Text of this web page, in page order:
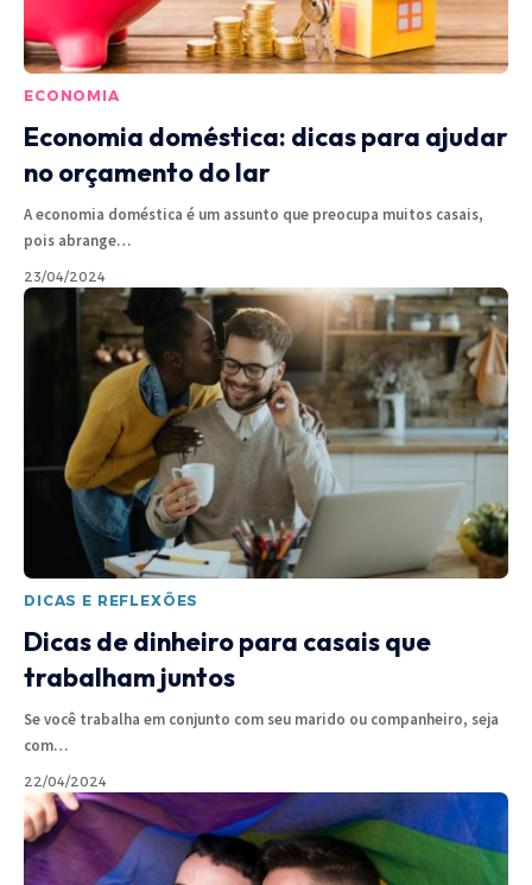
ECONOMIA
Economia doméstica: dicas para ajudar
no orçamento do lar
A economia doméstica é um assunto que preocupa muitos casais,
pois abrange…
23/04/2024
DICAS E REFLEXÕES
Dicas de dinheiro para casais que
trabalham juntos
Se você trabalha em conjunto com seu marido ou companheiro, seja
com…
22/04/2024